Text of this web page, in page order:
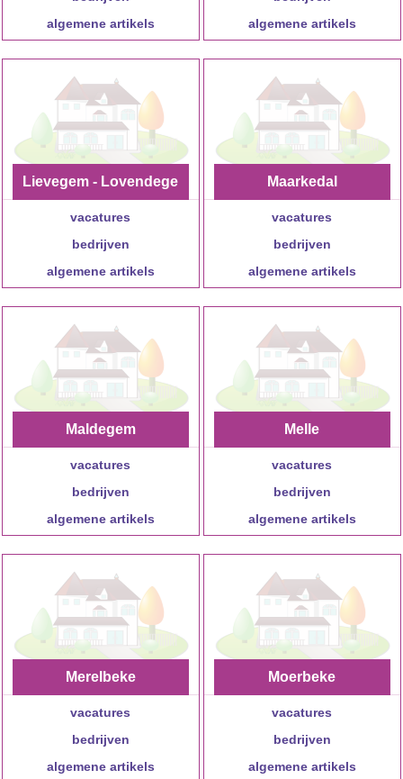
algemene artikels
algemene artikels
Lievegem - Lovendege
m
vacatures
bedrijven
algemene artikels
Maarkedal
vacatures
bedrijven
algemene artikels
Maldegem
vacatures
bedrijven
algemene artikels
Melle
vacatures
bedrijven
algemene artikels
Merelbeke
vacatures
bedrijven
algemene artikels
Moerbeke
vacatures
bedrijven
algemene artikels